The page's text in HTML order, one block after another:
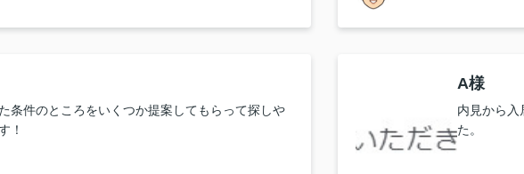
条件のところをいくつか提案してもらって探しや
！
A様
内見から入
た。